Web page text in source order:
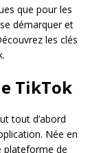
que pour les
démarquer et
les clés
TikTok
tout d’abord
Née en
plateforme de